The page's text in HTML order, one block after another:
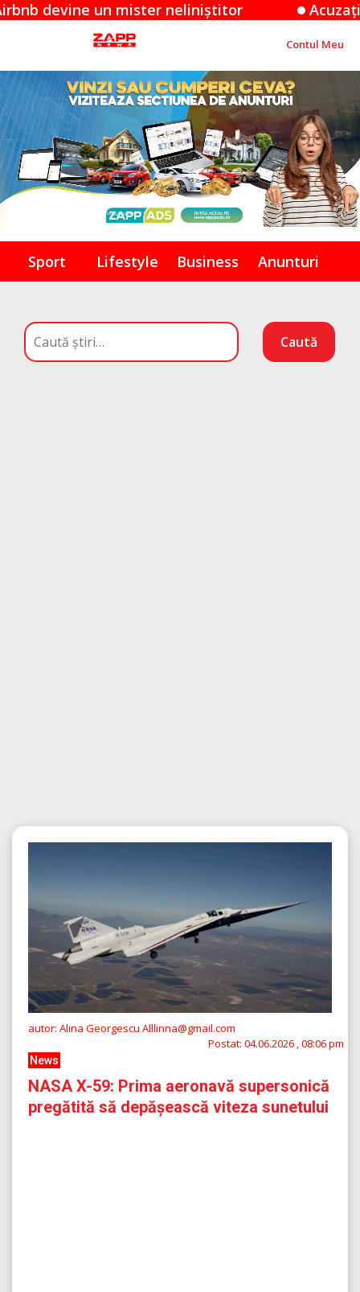
un mister neliniștitor Acuzațiile
Contul Meu
Sport Lifestyle Business Anunturi
Caută
autor: Alina Georgescu Alllinna@gmail.com
Postat: 04.06.2026 , 08:06 pm
News
NASA X-59: Prima aeronavă supersonică
pregătită să depășească viteza sunetului